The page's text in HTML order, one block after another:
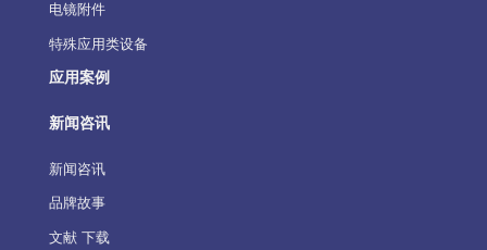
电镜附件
特殊应用类设备
应用案例
新闻咨讯
新闻咨讯
品牌故事
文献 下载